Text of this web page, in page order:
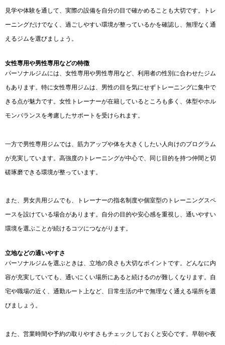
見学や体験を通して、実際の設備を自分の目で確かめることも大切です。トレ
ーニングだけでなく、過ごしやすい環境が整っているかを確認し、無理なく通
えるジムを選びましょう。
女性専用や男性専用などの特徴
パーソナルジムには、女性専用や男性専用など、利用者の性別に合わせたジム
もあります。特に女性専用ジムは、男性の目を気にせずトレーニングに集中で
きる点が魅力です。女性トレーナーが在籍しているところも多く、体型やホル
モンバランスを考慮したサポートを受けられます。
一方で男性専用ジムでは、筋力アップや体を大きくしたい人向けのプログラム
が充実しています。高強度のトレーニングが中心で、同じ目的を持つ仲間と切
磋琢磨できる環境が整っています。
また、男女共用ジムでも、トレーナーの指名制度や個室型のトレーニングスペ
ースを設けている場合があります。自分の目的や安心感を重視し、通いやすい
環境を選ぶことが続けるコツにつながります。
立地などの通いやすさ
パーソナルジムを選ぶときは、立地の良さも大切なポイントです。どんなに内
容が充実していても、通いにくい場所にあると続けるのが難しくなります。自
宅や職場の近く、通勤ルート上など、日常生活の中で無理なく通える場所を選
びましょう。
また、営業時間や予約の取りやすさもチェックしておくと安心です。早朝や夜